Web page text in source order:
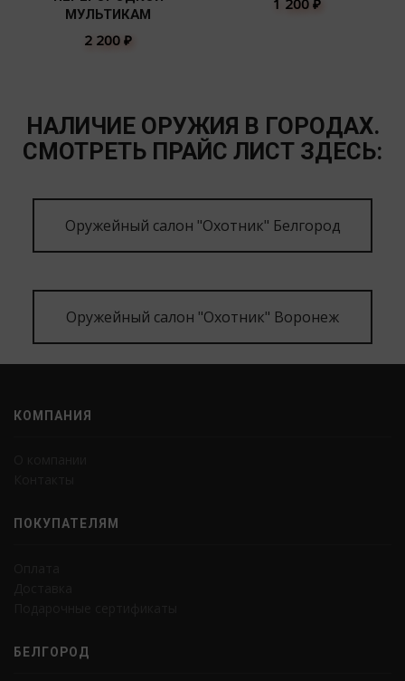
МУЛЬТИКАМ
2 200 ₽
НАЛИЧИЕ ОРУЖИЯ В ГОРОДАХ.
СМОТРЕТЬ ПРАЙС ЛИСТ ЗДЕСЬ:
Оружейный салон "Охотник" Белгород
Оружейный салон "Охотник" Воронеж
КОМПАНИЯ
ПОКУПАТЕЛЯМ
БЕЛГОРОД